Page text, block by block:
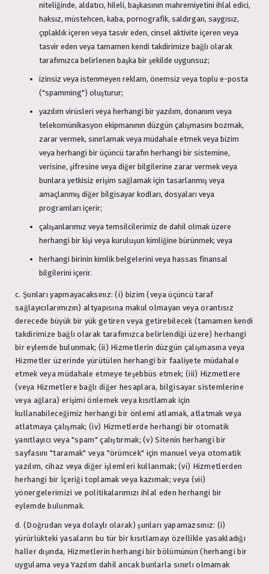
niteliğinde, aldatıcı, hileli, başkasının mahremiyetini ihlal edici,
haksız, müstehcen, kaba, pornografik, saldırgan, saygısız,
çıplaklık içeren veya tasvir eden, cinsel aktivite içeren veya
tasvir eden veya tamamen kendi takdirimize bağlı olarak
tarafımızca belirlenen başka bir şekilde uygunsuz;
izinsiz veya istenmeyen reklam, önemsiz veya toplu e-posta
("spamming") oluşturur;
yazılım virüsleri veya herhangi bir yazılım, donanım veya
telekomünikasyon ekipmanının düzgün çalışmasını bozmak,
zarar vermek, sınırlamak veya müdahale etmek veya bizim
veya herhangi bir üçüncü tarafın herhangi bir sistemine,
verisine, şifresine veya diğer bilgilerine zarar vermek veya
bunlara yetkisiz erişim sağlamak için tasarlanmış veya
amaçlanmış diğer bilgisayar kodları, dosyaları veya
programları içerir;
çalışanlarımız veya temsilcilerimiz de dahil olmak üzere
herhangi bir kişi veya kuruluşun kimliğine bürünmek; veya
herhangi birinin kimlik belgelerini veya hassas finansal
bilgilerini içerir.
c. Şunları yapmayacaksınız: (i) bizim (veya üçüncü taraf
sağlayıcılarımızın) altyapısına makul olmayan veya orantısız
derecede büyük bir yük getiren veya getirebilecek (tamamen kendi
takdirimize bağlı olarak tarafımızca belirlendiği üzere) herhangi
bir eylemde bulunmak; (ii) Hizmetlerin düzgün çalışmasına veya
Hizmetler üzerinde yürütülen herhangi bir faaliyete müdahale
etmek veya müdahale etmeye teşebbüs etmek; (iii) Hizmetlere
(veya Hizmetlere bağlı diğer hesaplara, bilgisayar sistemlerine
veya ağlara) erişimi önlemek veya kısıtlamak için
kullanabileceğimiz herhangi bir önlemi atlamak, atlatmak veya
atlatmaya çalışmak; (iv) Hizmetlerde herhangi bir otomatik
yanıtlayıcı veya "spam" çalıştırmak; (v) Sitenin herhangi bir
sayfasını "taramak" veya "örümcek" için manuel veya otomatik
yazılım, cihaz veya diğer işlemleri kullanmak; (vi) Hizmetlerden
herhangi bir İçeriği toplamak veya kazımak; veya (vii)
yönergelerimizi ve politikalarımızı ihlal eden herhangi bir
eylemde bulunmak.
d. (Doğrudan veya dolaylı olarak) şunları yapamazsınız: (i)
yürürlükteki yasaların bu tür bir kısıtlamayı özellikle yasakladığı
haller dışında, Hizmetlerin herhangi bir bölümünün (herhangi bir
uygulama veya Yazılım dahil ancak bunlarla sınırlı olmamak